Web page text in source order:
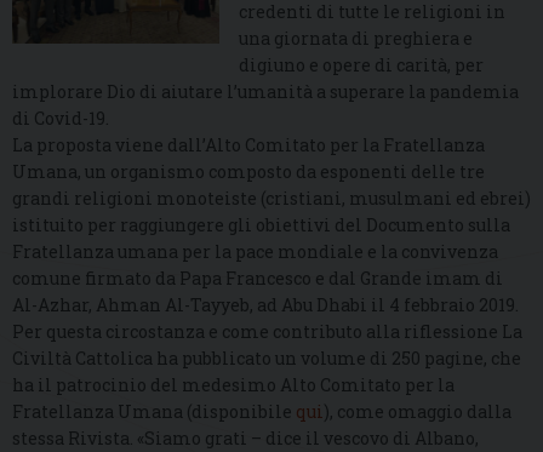
credenti di tutte le religioni in
una giornata di preghiera e
digiuno e opere di carità, per
implorare Dio di aiutare l’umanità a superare la pandemia
di Covid-19.
La proposta viene dall’Alto Comitato per la Fratellanza
Umana, un organismo composto da esponenti delle tre
grandi religioni monoteiste (cristiani, musulmani ed ebrei)
istituito per raggiungere gli obiettivi del Documento sulla
Fratellanza umana per la pace mondiale e la convivenza
comune firmato da Papa Francesco e dal Grande imam di
Al-Azhar, Ahman Al-Tayyeb, ad Abu Dhabi il 4 febbraio 2019.
Per questa circostanza e come contributo alla riflessione La
Civiltà Cattolica ha pubblicato un volume di 250 pagine, che
ha il patrocinio del medesimo Alto Comitato per la
Fratellanza Umana (disponibile qui), come omaggio dalla
stessa Rivista. «Siamo grati – dice il vescovo di Albano,